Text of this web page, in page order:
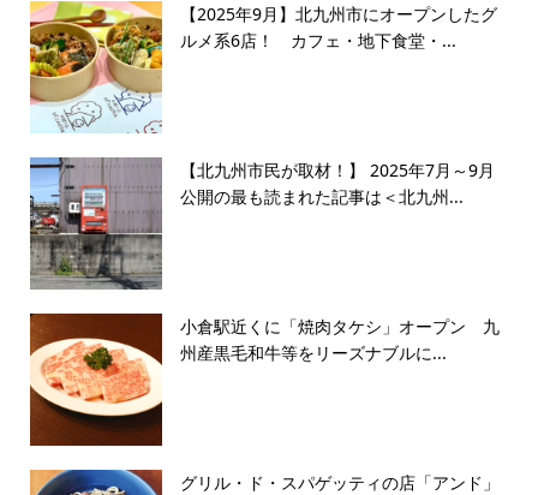
【2025年9月】北九州市にオープンしたグ
ルメ系6店！ カフェ・地下食堂・...
【北九州市民が取材！】 2025年7月～9月
公開の最も読まれた記事は＜北九州...
小倉駅近くに「焼肉タケシ」オープン 九
州産黒毛和牛等をリーズナブルに...
グリル・ド・スパゲッティの店「アンド」